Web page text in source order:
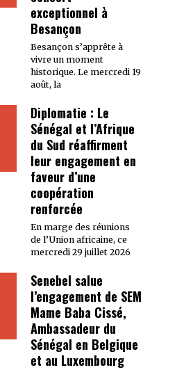
exceptionnel à
Besançon
Besançon s’apprête à
vivre un moment
historique. Le mercredi 19
août, la
Diplomatie : Le
Sénégal et l’Afrique
du Sud réaffirment
leur engagement en
faveur d’une
coopération
renforcée
En marge des réunions
de l’Union africaine, ce
mercredi 29 juillet 2026
Senebel salue
l’engagement de SEM
Mame Baba Cissé,
Ambassadeur du
Sénégal en Belgique
et au Luxembourg